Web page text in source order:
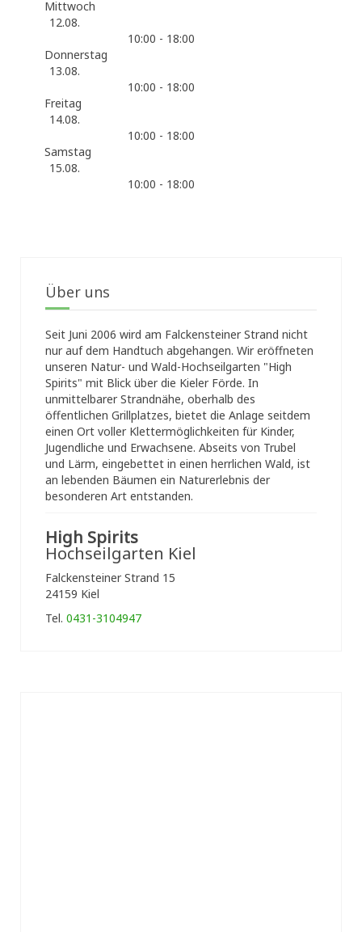
Mittwoch
12.08.
10:00 - 18:00
Donnerstag
13.08.
10:00 - 18:00
Freitag
14.08.
10:00 - 18:00
Samstag
15.08.
10:00 - 18:00
Über uns
Seit Juni 2006 wird am Falckensteiner Strand nicht
nur auf dem Handtuch abgehangen. Wir eröffneten
unseren Natur- und Wald-Hochseilgarten "High
Spirits" mit Blick über die Kieler Förde. In
unmittelbarer Strandnähe, oberhalb des
öffentlichen Grillplatzes, bietet die Anlage seitdem
einen Ort voller Klettermöglichkeiten für Kinder,
Jugendliche und Erwachsene. Abseits von Trubel
und Lärm, eingebettet in einen herrlichen Wald, ist
an lebenden Bäumen ein Naturerlebnis der
besonderen Art entstanden.
High Spirits
Hochseilgarten Kiel
Falckensteiner Strand 15
24159 Kiel
Tel. 0431-3104947